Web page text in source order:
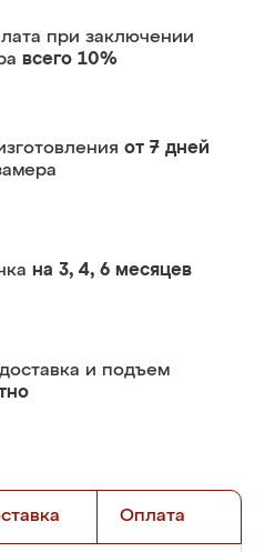
при заключении
всего 10%
от 7 дней
на 3, 4, 6 месяцев
доставка и подъем
Оплата